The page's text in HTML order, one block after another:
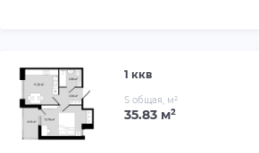
1 ккв
S общая, м²
35.83 м²